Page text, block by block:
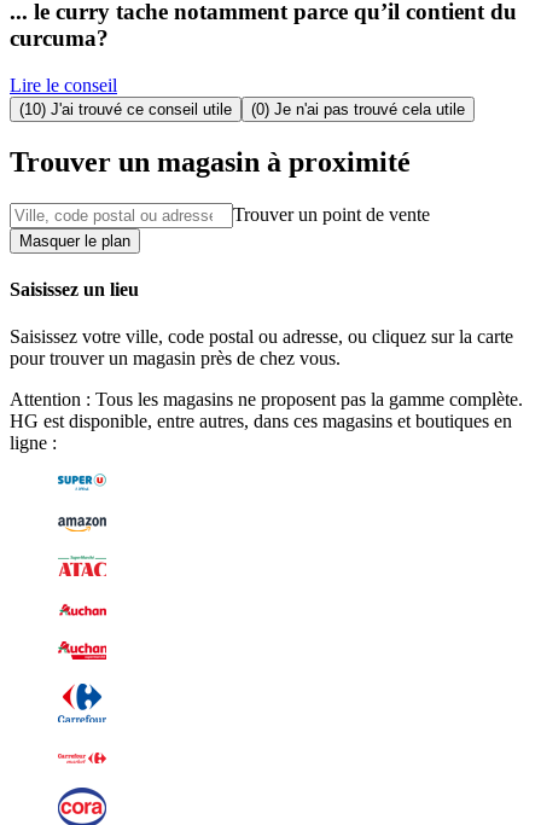
... le curry tache notamment parce qu’il contient du
curcuma?
Lire le conseil
(10) J'ai trouvé ce conseil utile (0) Je n'ai pas trouvé cela utile
Trouver un magasin à proximité
Trouver un point de vente
Masquer le plan
Saisissez un lieu
Saisissez votre ville, code postal ou adresse, ou cliquez sur la carte
pour trouver un magasin près de chez vous.
Attention : Tous les magasins ne proposent pas la gamme complète.
HG est disponible, entre autres, dans ces magasins et boutiques en
ligne :